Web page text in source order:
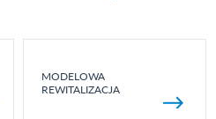
MODELOWA
REWITALIZACJA